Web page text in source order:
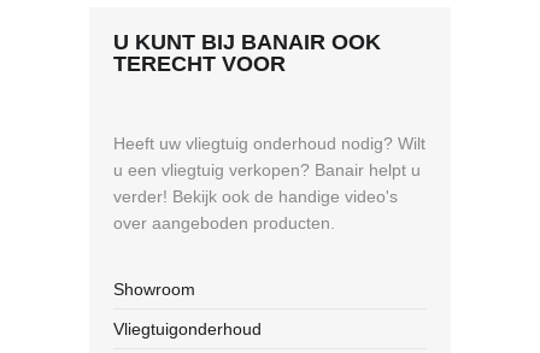
U KUNT BIJ BANAIR OOK
TERECHT VOOR
Heeft uw vliegtuig onderhoud nodig? Wilt
u een vliegtuig verkopen? Banair helpt u
verder! Bekijk ook de handige video's
over aangeboden producten.
Showroom
Vliegtuigonderhoud